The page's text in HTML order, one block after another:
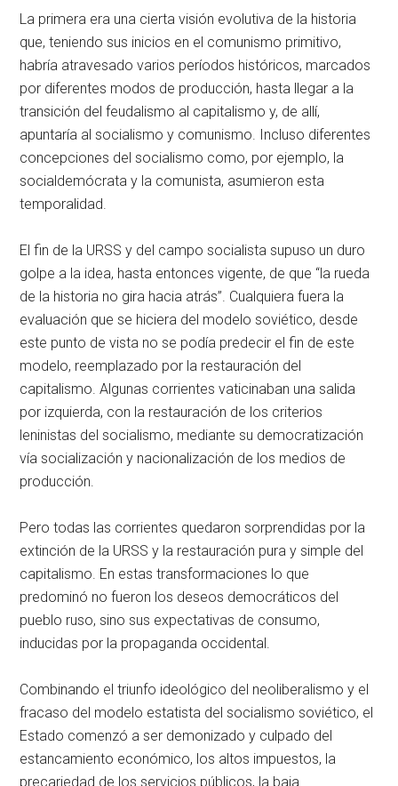
La primera era una cierta visión evolutiva de la historia
que, teniendo sus inicios en el comunismo primitivo,
habría atravesado varios períodos históricos, marcados
por diferentes modos de producción, hasta llegar a la
transición del feudalismo al capitalismo y, de allí,
apuntaría al socialismo y comunismo. Incluso diferentes
concepciones del socialismo como, por ejemplo, la
socialdemócrata y la comunista, asumieron esta
temporalidad.
El fin de la URSS y del campo socialista supuso un duro
golpe a la idea, hasta entonces vigente, de que “la rueda
de la historia no gira hacia atrás”. Cualquiera fuera la
evaluación que se hiciera del modelo soviético, desde
este punto de vista no se podía predecir el fin de este
modelo, reemplazado por la restauración del
capitalismo. Algunas corrientes vaticinaban una salida
por izquierda, con la restauración de los criterios
leninistas del socialismo, mediante su democratización
vía socialización y nacionalización de los medios de
producción.
Pero todas las corrientes quedaron sorprendidas por la
extinción de la URSS y la restauración pura y simple del
capitalismo. En estas transformaciones lo que
predominó no fueron los deseos democráticos del
pueblo ruso, sino sus expectativas de consumo,
inducidas por la propaganda occidental.
Combinando el triunfo ideológico del neoliberalismo y el
fracaso del modelo estatista del socialismo soviético, el
Estado comenzó a ser demonizado y culpado del
estancamiento económico, los altos impuestos, la
precariedad de los servicios públicos, la baja